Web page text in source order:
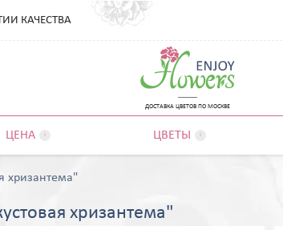
ДОСТАВКА ЦВЕТОВ ПО МОСКВЕ
КАЧЕСТВА
ЦЕНА ЦВЕТЫ
хризантема"
хризантема"